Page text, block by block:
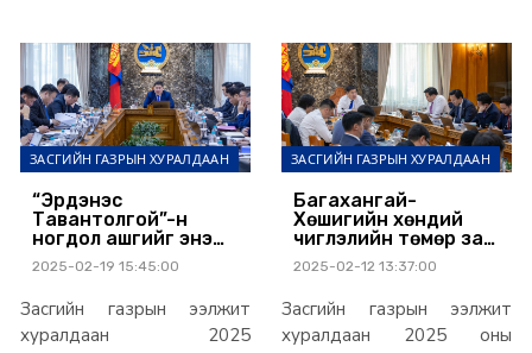
ЗАСГИЙН ГАЗРЫН ХУРАЛДААН
“Эрдэнэс
Тавантолгой”-н
ногдол ашгийг энэ
оны хоёр,
дөрөвдүгээр сард
олгоно
2025-02-19 15:45:00
Засгийн газрын ээлжит
хуралдаан 2025
ЗАСГИЙН ГАЗРЫН ХУРАЛДААН
Багахангай-
Хөшигийн хөндий
чиглэлийн төмөр зам
төслийг хоёр үе
шаттай хэрэгжүүлнэ
2025-02-12 13:37:00
Засгийн газрын ээлжит
хуралдаан 2025 оны